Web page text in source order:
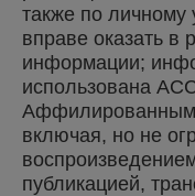
также по
вправе оказать в
информации;
использована
включая, но не
публикацией,